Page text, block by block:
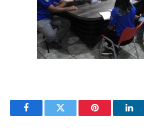
FacebookTwitter Pinterest O